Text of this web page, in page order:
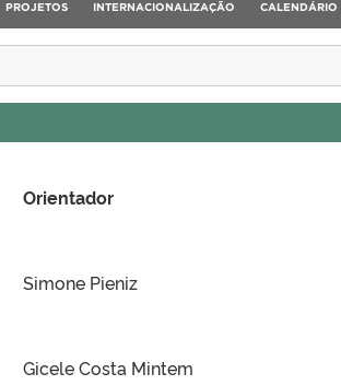
PROJETOS INTERNACIONALIZAÇÃO CALENDÁRIO
Orientador
Simone Pieniz
Gicele Costa Mintem